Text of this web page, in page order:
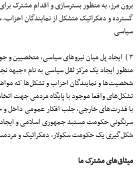
برون مرز، به منظور بسترسازی و اقدام مشترک
گسترده و دمکراتیک متشکل از نمایندگان
سیاسی
۳ ) ایجاد پل میان نیروهای سیاسی، متخصیین و
منظور ایجاد یک مرکز ثقل سیاسی به نام «جبهه
شخصیت‌ها و نمایندگان احزاب و تشکل‌ها که
تشکل‌های واقعا موجود با پایگاه مردمی جهت
با قدرت‌های خارجی، جلب افکار عمومی داخل و
سرنگونی حکومت مستبد جمهوری اسلامی و
شکل‌گیری یک حکومت سکولار، دمکراتیک و
میثاق‌های مشترک ما